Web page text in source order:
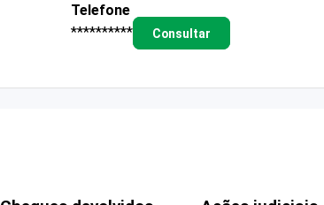
Telefone
**********
Consultar